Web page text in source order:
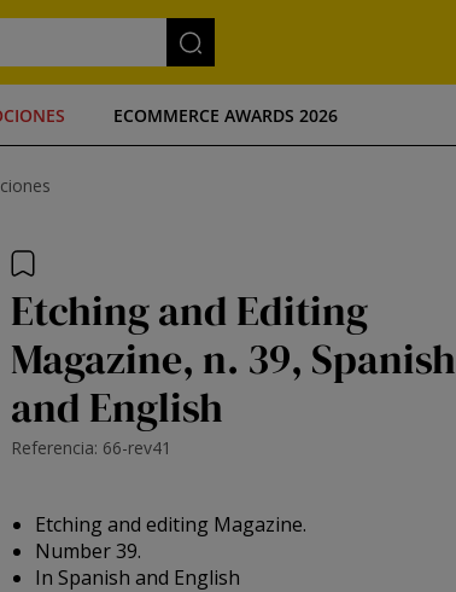
ECOMMERCE AWARDS 2026
Etching and Editing
Magazine, n. 39, Spanish
and English
Referencia: 66-rev41
Etching and editing Magazine.
Number 39.
In Spanish and English